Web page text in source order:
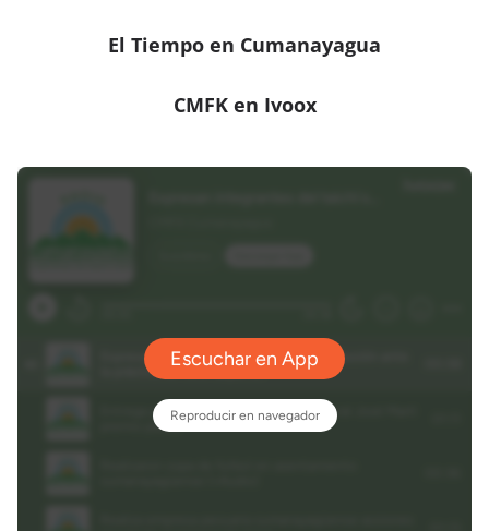
El Tiempo en Cumanayagua
CMFK en Ivoox